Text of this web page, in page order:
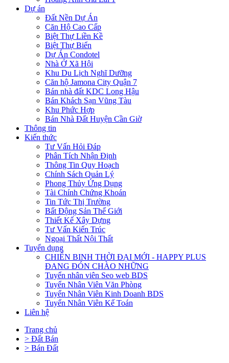
Dự án
Đất Nền Dự Án
Căn Hộ Cao Cấp
Biệt Thự Liền Kề
Biệt Thự Biển
Dự Án Condotel
Nhà Ở Xã Hội
Khu Du Lịch Nghĩ Dưỡng
Căn hộ Jamona City Quận 7
Bán nhà đất KDC Long Hậu
Bán Khách Sạn Vũng Tàu
Khu Phức Hợp
Bán Nhà Đất Huyện Cần Giờ
Thông tin
Kiến thức
Tư Vấn Hỏi Đáp
Phân Tích Nhận Định
Thông Tin Quy Hoạch
Chính Sách Quản Lý
Phong Thủy Ứng Dụng
Tài Chính Chứng Khoán
Tin Tức Thị Trường
Bất Động Sản Thế Giới
Thiết Kế Xây Dựng
Tư Vấn Kiến Trúc
Ngoại Thất Nội Thất
Tuyển dụng
CHIẾN BINH THỜI ĐẠI MỚI - HAPPY PLUS
ĐANG ĐÓN CHÀO NHỮNG
Tuyển nhân viên Seo web BDS
Tuyển Nhân Viên Văn Phòng
Tuyển Nhân Viên Kinh Doanh BDS
Tuyển Nhân Viên Kế Toán
Liên hệ
Trang chủ
> Đất Bán
> Bán Đất